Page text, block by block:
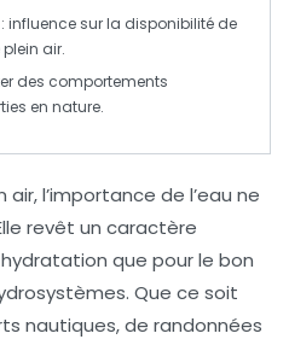
: influence sur la disponibilité de
air.
des comportements
en nature.
air, l’importance de l’eau ne
revêt un caractère
hydratation que pour le bon
. Que ce soit
nautiques, de randonnées